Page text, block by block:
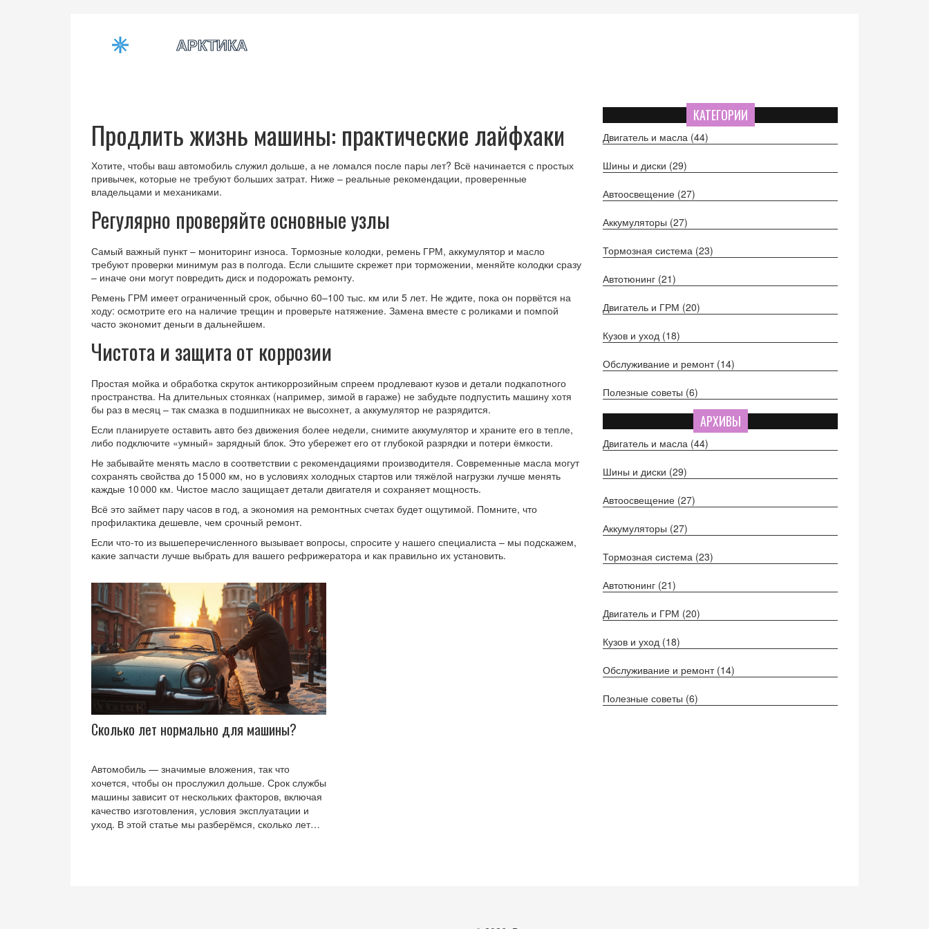
Продлить жизнь машины: практические лайфхаки
Хотите, чтобы ваш автомобиль служил дольше, а не ломался после пары лет? Всё начинается с простых
привычек, которые не требуют больших затрат. Ниже – реальные рекомендации, проверенные
владельцами и механиками.
Регулярно проверяйте основные узлы
Самый важный пункт – мониторинг износа. Тормозные колодки, ремень ГРМ, аккумулятор и масло
требуют проверки минимум раз в полгода. Если слышите скрежет при торможении, меняйте колодки сразу
– иначе они могут повредить диск и подорожать ремонту.
Ремень ГРМ имеет ограниченный срок, обычно 60–100 тыс. км или 5 лет. Не ждите, пока он порвётся на
ходу: осмотрите его на наличие трещин и проверьте натяжение. Замена вместе с роликами и помпой
часто экономит деньги в дальнейшем.
Чистота и защита от коррозии
Простая мойка и обработка скруток антикоррозийным спреем продлевают кузов и детали подкапотного
пространства. На длительных стоянках (например, зимой в гараже) не забудьте подпустить машину хотя
бы раз в месяц – так смазка в подшипниках не высохнет, а аккумулятор не разрядится.
Если планируете оставить авто без движения более недели, снимите аккумулятор и храните его в тепле,
либо подключите «умный» зарядный блок. Это убережет его от глубокой разрядки и потери ёмкости.
Не забывайте менять масло в соответствии с рекомендациями производителя. Современные масла могут
сохранять свойства до 15 000 км, но в условиях холодных стартов или тяжёлой нагрузки лучше менять
каждые 10 000 км. Чистое масло защищает детали двигателя и сохраняет мощность.
Всё это займет пару часов в год, а экономия на ремонтных счетах будет ощутимой. Помните, что
профилактика дешевле, чем срочный ремонт.
Если что‑то из вышеперечисленного вызывает вопросы, спросите у нашего специалиста – мы подскажем,
какие запчасти лучше выбрать для вашего рефрижератора и как правильно их установить.
Сколько лет нормально для машины?
Автомобиль — значимые вложения, так что
хочется, чтобы он прослужил дольше. Срок службы
машины зависит от нескольких факторов, включая
качество изготовления, условия эксплуатации и
уход. В этой статье мы разберёмся, сколько лет
КАТЕГОРИИ
Двигатель и масла (44)
Шины и диски (29)
Автоосвещение (27)
Аккумуляторы (27)
Тормозная система (23)
Автотюнинг (21)
Двигатель и ГРМ (20)
Кузов и уход (18)
Обслуживание и ремонт (14)
Полезные советы (6)
АРХИВЫ
Двигатель и масла (44)
Шины и диски (29)
Автоосвещение (27)
Аккумуляторы (27)
Тормозная система (23)
Автотюнинг (21)
Двигатель и ГРМ (20)
Кузов и уход (18)
Обслуживание и ремонт (14)
Полезные советы (6)